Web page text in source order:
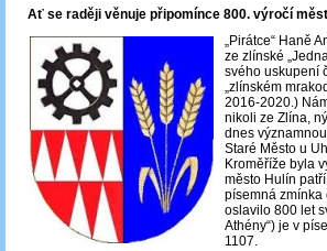
Ať se raději věnuje připomínce 800. výročí
„Pirátce“ Haně
ze zlínské
svého uskupení
„zlínském
2016-2020.)
nikoli ze Zlína,
dnes
Staré Město u
Kroměříže byla
město Hulín
písemná zmínka
oslavilo 800 let
Athény“) je v
1107.